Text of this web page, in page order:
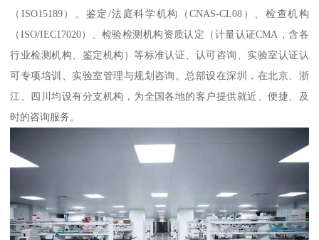
（ISO15189）、鉴定/法庭科学机构（CNAS-CL08）、检查机构
（ISO/IEC17020）、检验检测机构资质认定（计量认证CMA，含各
行业检测机构、鉴定机构）等标准认证、认可咨询、实验室认证认
可专项培训、实验室管理与规划咨询。总部设在深圳，在北京、浙
江、四川均设有分支机构，为全国各地的客户提供就近、便捷、及
时的咨询服务。